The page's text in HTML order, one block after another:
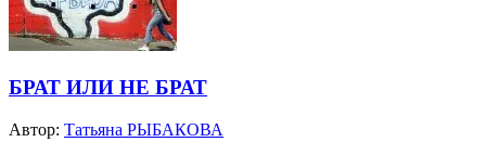
БРАТ ИЛИ НЕ БРАТ
Автор: Татьяна РЫБАКОВА